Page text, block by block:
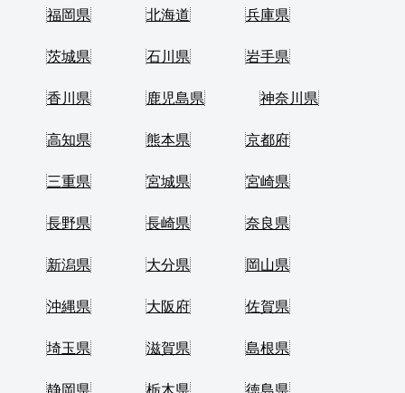
福岡県 北海道 兵庫県
茨城県 石川県 岩手県
香川県 鹿児島県 神奈川県
高知県 熊本県 京都府
三重県 宮城県 宮崎県
長野県 長崎県 奈良県
新潟県 大分県 岡山県
沖縄県 大阪府 佐賀県
埼玉県 滋賀県 島根県
静岡県 栃木県 徳島県